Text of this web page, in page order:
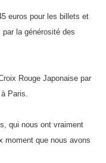
euros pour les billets et
la générosité des
Rouge Japonaise par
Paris.
qui nous ont vraiment
moment que nous avons